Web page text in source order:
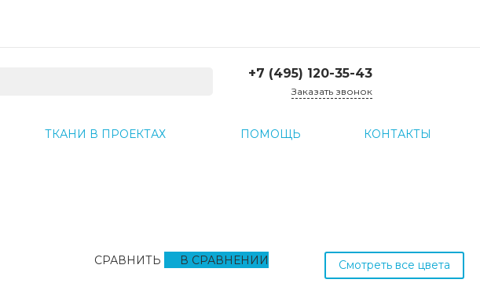
+7 (495) 120-35-43
г. Москва, ул. Большая
г. Москва, г. Реутов, ул.
Проспект Мира 69,
Заказать звонок
ТКАНИ В ПРОЕКТАХ ПОМОЩЬ КОНТАКТЫ
СРАВНИТЬ В СРАВНЕНИИ Смотреть все цвета